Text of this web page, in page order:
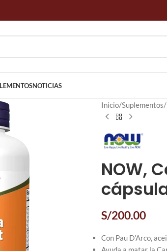
NOTICIAS
Inicio Suplementos
NOW,
S/200.00
Con Pau D’Arco,